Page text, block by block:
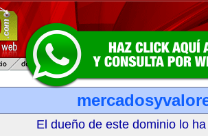
El dueño de este dominio lo